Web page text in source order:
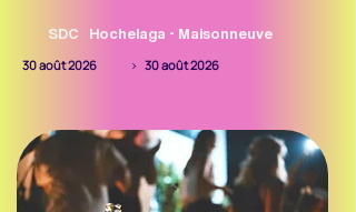
SDC Hochelaga - Maisonneuve
30 août 2026 > 30 août 2026